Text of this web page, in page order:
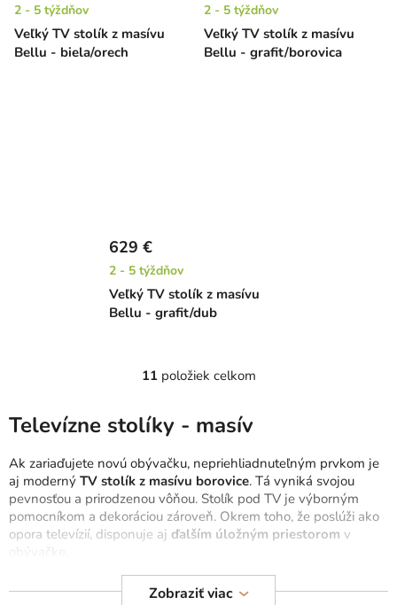
Veľký TV stolík z masívu
Bellu - biela/orech
2 - 5 týždňov
Veľký TV stolík z masívu
Bellu - grafit/borovica
2 - 5 týždňov
Veľký TV stolík z masívu
Bellu - grafit/dub
629 €
2 - 5 týždňov
O
l
d
a
c
i
e
r
v
11položiek celkom
Televízne stolíky - masív
Ak zariaďujete novú obývačku, nepriehliadnuteľným prvkom je
aj moderný TV stolík z masívu borovice. Tá vyniká svojou
pevnosťou a prirodzenou vôňou. Stolík pod TV je výborným
pomocníkom a dekoráciou zároveň. Okrem toho, že poslúži ako
opora televízií, disponuje aj ďalším úložným priestorom v
obývačke.
U nás nájdete borovicové kvalitné TV stolíky, TV stolíky čierne,
Zobraziť viac